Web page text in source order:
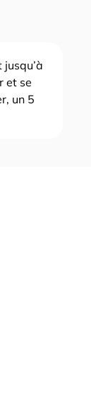
et se
un 5